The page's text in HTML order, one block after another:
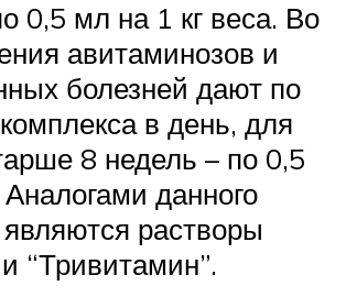
0,5 мл на 1 кг веса. Во
авитаминозов и
болезней дают по
в день, для
8 недель – по 0,5
данного
растворы
“Тривитамин”.